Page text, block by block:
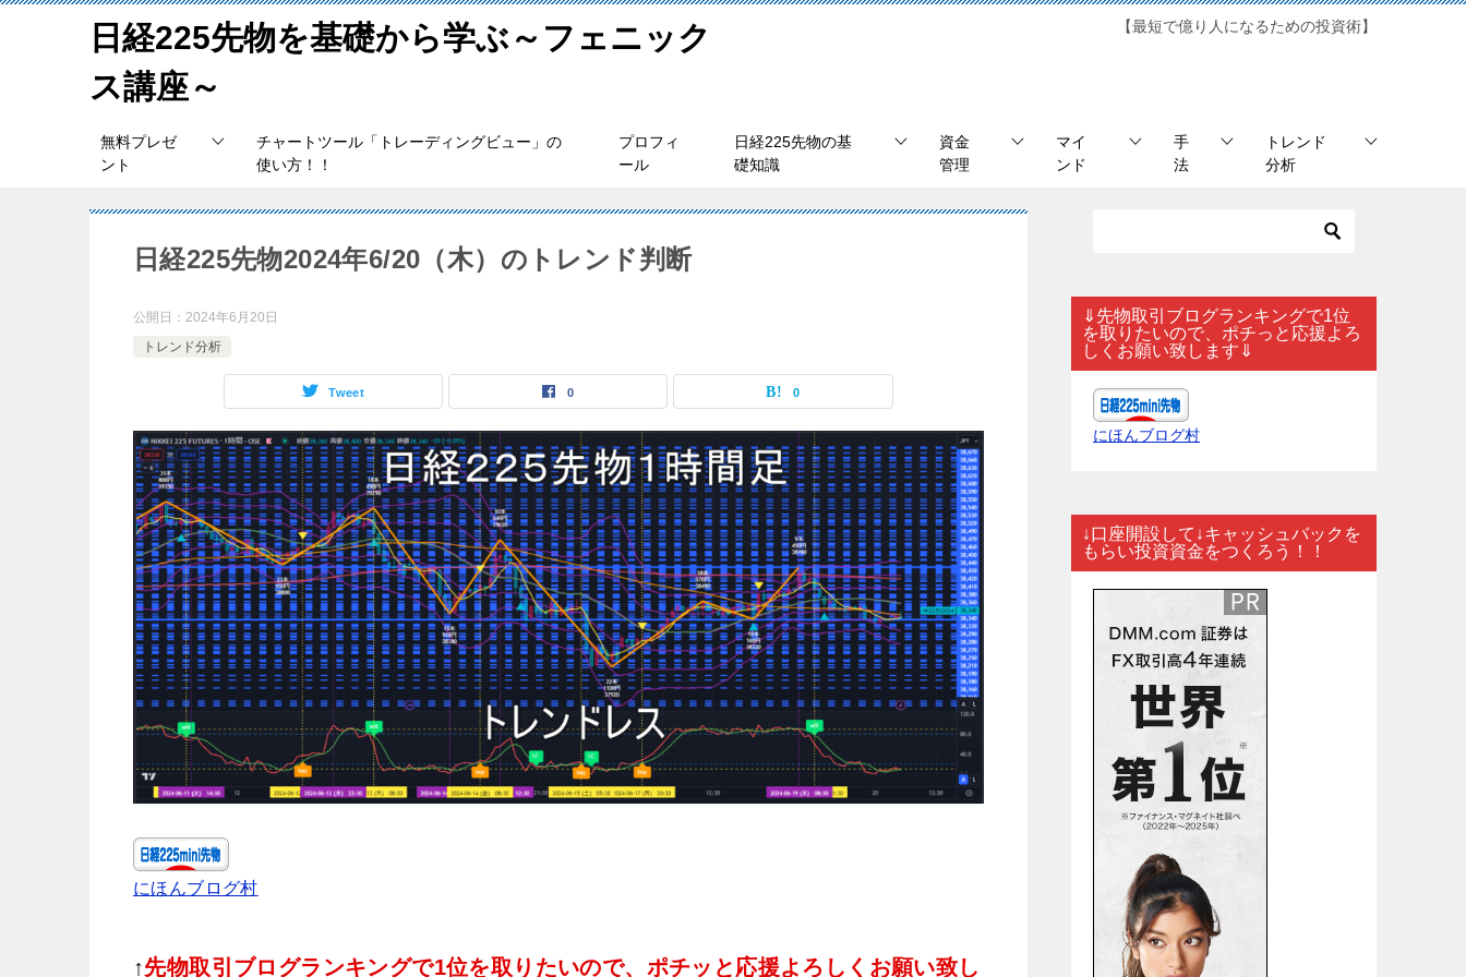
日経225先物を基礎から学ぶ～フェニック
ス講座～
【最短で億り人になるための投資術】
無料プレゼ
ント
チャートツール「トレーディングビュー」の
使い方！！
プロフィ
ール
日経225先物の基
礎知識
資金
管理
マイ
ンド
手
法
トレンド
分析
日経225先物2024年6/20（木）のトレンド判断
公開日： 2024年6月20日
トレンド分析
Tweet 0 0
にほんブログ村
↑先物取引ブログランキングで1位を取りたいので、ポチッと応援よろしくお願い致し
⇓先物取引ブログランキングで1位
を取りたいので、ポチっと応援よろ
しくお願い致します⇓
にほんブログ村
↓口座開設して↓キャッシュバックを
もらい投資資金をつくろう！！